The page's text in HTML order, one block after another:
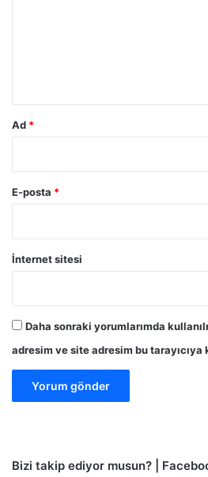
Ad *
E-posta *
İnternet sitesi
Daha sonraki yorumlarımda
adresim ve site adresim bu tarayıcıya
Bizi takip ediyor musun? |